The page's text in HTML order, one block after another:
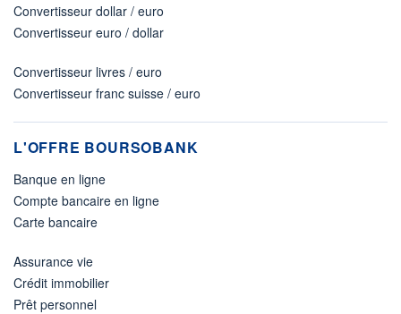
Convertisseur dollar / euro
Convertisseur euro / dollar
Convertisseur livres / euro
Convertisseur franc suisse / euro
L'OFFRE BOURSOBANK
Banque en ligne
Compte bancaire en ligne
Carte bancaire
Assurance vie
Crédit immobilier
Prêt personnel